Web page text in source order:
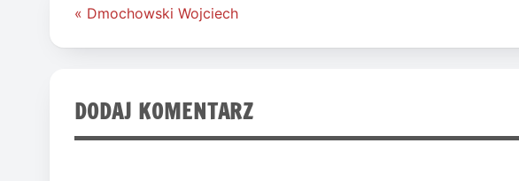
Nawigacja
« Dmochowski Wojciech
DODAJ KOMENTARZ